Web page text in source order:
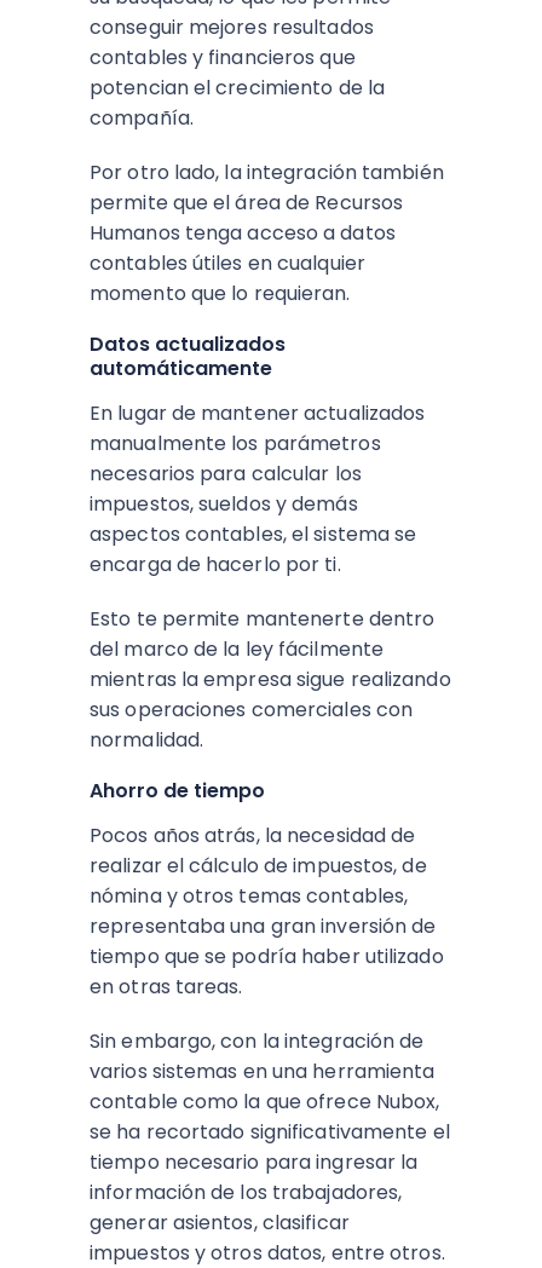
conseguir mejores resultados
contables y financieros que
potencian el crecimiento de la
compañía.
Por otro lado, la integración también
permite que el área de Recursos
Humanos tenga acceso a datos
contables útiles en cualquier
momento que lo requieran.
Datos actualizados
automáticamente
En lugar de mantener actualizados
manualmente los parámetros
necesarios para calcular los
impuestos, sueldos y demás
aspectos contables, el sistema se
encarga de hacerlo por ti.
Esto te permite mantenerte dentro
del marco de la ley fácilmente
mientras la empresa sigue realizando
sus operaciones comerciales con
normalidad.
Ahorro de tiempo
Pocos años atrás, la necesidad de
realizar el cálculo de impuestos, de
nómina y otros temas contables,
representaba una gran inversión de
tiempo que se podría haber utilizado
en otras tareas.
Sin embargo, con la integración de
varios sistemas en una herramienta
contable como la que ofrece Nubox,
se ha recortado significativamente el
tiempo necesario para ingresar la
información de los trabajadores,
generar asientos, clasificar
impuestos y otros datos, entre otros.